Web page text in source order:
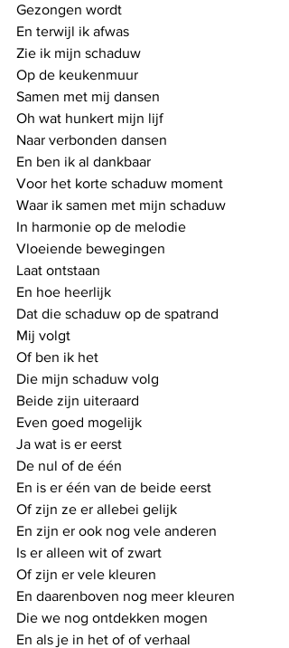
Gezongen wordt
En terwijl ik afwas
Zie ik mijn schaduw
Op de keukenmuur
Samen met mij dansen
Oh wat hunkert mijn lijf
Naar verbonden dansen
En ben ik al dankbaar
Voor het korte schaduw moment
Waar ik samen met mijn schaduw
In harmonie op de melodie
Vloeiende bewegingen
Laat ontstaan
En hoe heerlijk
Dat die schaduw op de spatrand
Mij volgt
Of ben ik het
Die mijn schaduw volg
Beide zijn uiteraard
Even goed mogelijk
Ja wat is er eerst
De nul of de één
En is er één van de beide eerst
Of zijn ze er allebei gelijk
En zijn er ook nog vele anderen
Is er alleen wit of zwart
Of zijn er vele kleuren
En daarenboven nog meer kleuren
Die we nog ontdekken mogen
En als je in het of of verhaal